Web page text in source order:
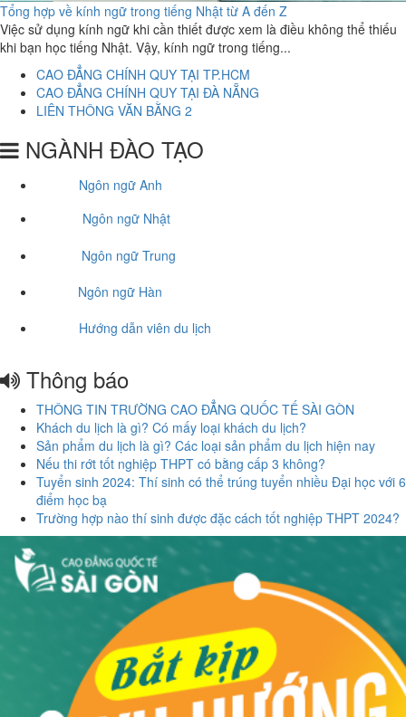
Tổng hợp về kính ngữ trong tiếng Nhật từ A đến Z
Việc sử dụng kính ngữ khi cần thiết được xem là điều không thể thiếu
khi bạn học tiếng Nhật. Vậy, kính ngữ trong tiếng...
CAO ĐẲNG CHÍNH QUY TẠI TP.HCM
CAO ĐẲNG CHÍNH QUY TẠI ĐÀ NẴNG
LIÊN THÔNG VĂN BẰNG 2
NGÀNH ĐÀO TẠO
Ngôn ngữ Anh
Ngôn ngữ Nhật
Ngôn ngữ Trung
Ngôn ngữ Hàn
Hướng dẫn viên du lịch
Thông báo
THÔNG TIN TRƯỜNG CAO ĐẲNG QUỐC TẾ SÀI GÒN
Khách du lịch là gì? Có mấy loại khách du lịch?
Sản phẩm du lịch là gì? Các loại sản phẩm du lịch hiện nay
Nếu thi rớt tốt nghiệp THPT có bằng cấp 3 không?
Tuyển sinh 2024: Thí sinh có thể trúng tuyển nhiều Đại học với 6
điểm học bạ
Trường hợp nào thí sinh được đặc cách tốt nghiệp THPT 2024?